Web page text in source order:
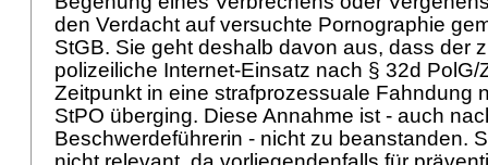
den Verdacht auf versuchte Pornographie
StGB. Sie geht deshalb davon aus, dass der
polizeiliche Internet-Einsatz nach § 32d PolG/
Zeitpunkt in eine strafprozessuale Fahndung
StPO überging. Diese Annahme ist - auch
Beschwerdeführerin - nicht zu beanstanden.